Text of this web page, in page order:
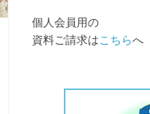
個人会員用の
資料ご請求はこちらへ